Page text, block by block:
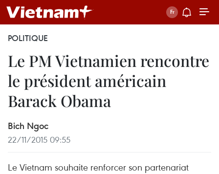
POLITIQUE
Le PM Vietnamien rencontre
le président américain
Barack Obama
Bich Ngoc
22/11/2015 09:55
Le Vietnam souhaite renforcer son partenariat